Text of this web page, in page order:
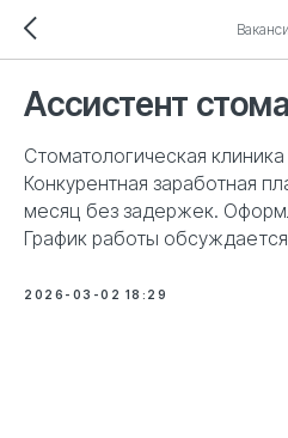
Ассистент
Стоматологическая
Конкурентная заработная
месяц без задержек.
График работы
2026-03-02 18:29